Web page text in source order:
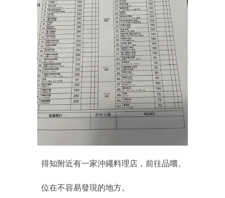
得知附近有一家沖繩料理店，前往品嚐。
位在不容易發現的地方。